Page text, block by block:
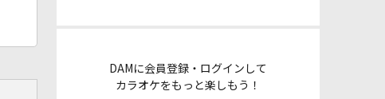
DAMに会員登録・ログインして
カラオケをもっと楽しもう！